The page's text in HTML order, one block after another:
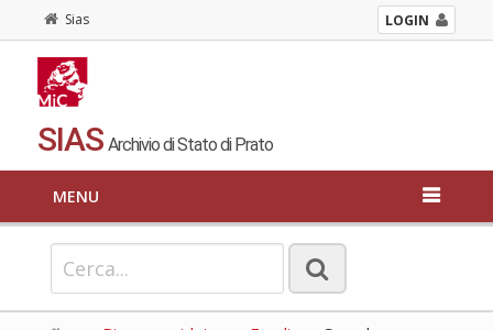
Sias LOGIN
SIAS Archivio di Stato di Prato
MENU